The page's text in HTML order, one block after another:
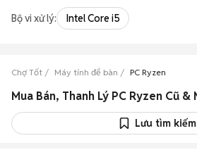
Bộ vi xử lý: Intel Core i5
Chợ Tốt Máy tính để bàn PC Ryzen
Lưu tìm kiếm